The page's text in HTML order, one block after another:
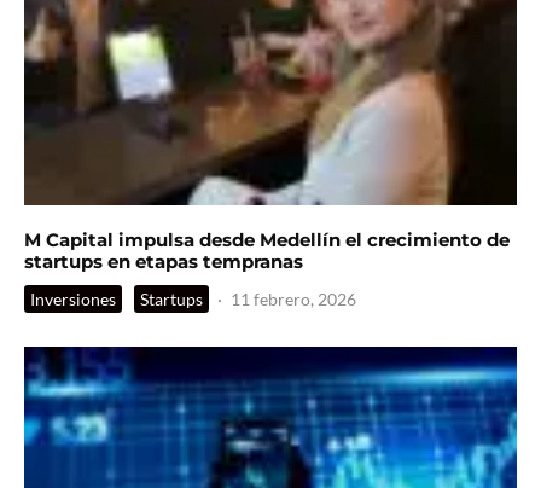
M Capital impulsa desde Medellín el crecimiento de
startups en etapas tempranas
Inversiones Startups · 11 febrero, 2026